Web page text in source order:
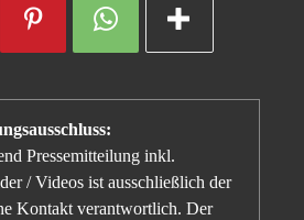
Pressemitteilung inkl.
/ Videos ist ausschließlich der
Kontakt verantwortlich. Der